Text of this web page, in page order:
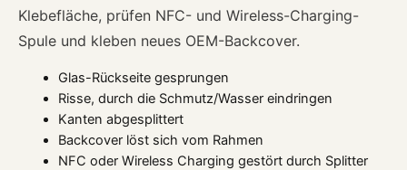
Klebefläche, prüfen NFC- und Wireless-Charging-
Spule und kleben neues OEM-Backcover.
Glas-Rückseite gesprungen
Risse, durch die Schmutz/Wasser eindringen
Kanten abgesplittert
Backcover löst sich vom Rahmen
NFC oder Wireless Charging gestört durch Splitter